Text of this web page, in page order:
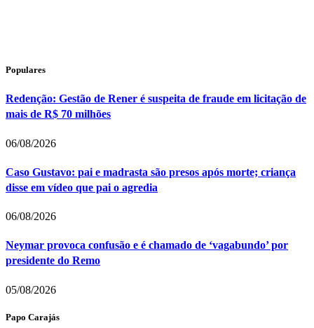
Populares
Redenção: Gestão de Rener é suspeita de fraude em licitação de
mais de R$ 70 milhões
06/08/2026
Caso Gustavo: pai e madrasta são presos após morte; criança
disse em vídeo que pai o agredia
06/08/2026
Neymar provoca confusão e é chamado de ‘vagabundo’ por
presidente do Remo
05/08/2026
Papo Carajás